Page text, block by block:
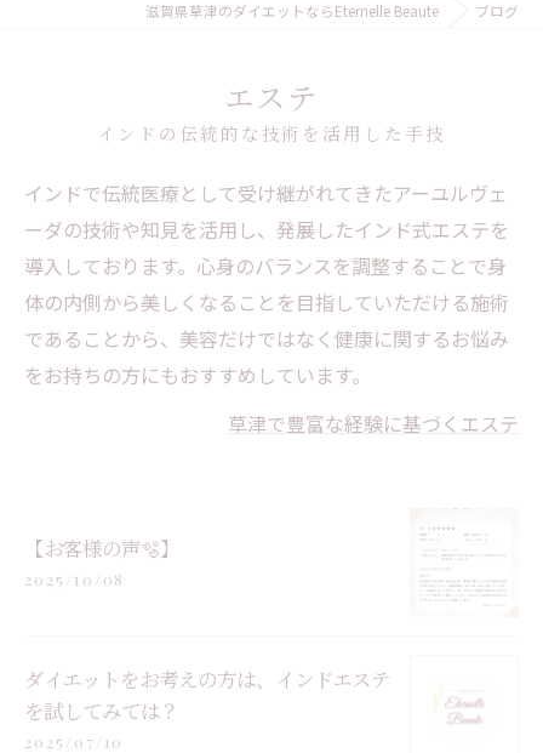
滋賀県草津のダイエットならEternelle Beaute ブログ
エステ
インドの伝統的な技術を活用した手技
インドで伝統医療として受け継がれてきたアーユルヴェ
ーダの技術や知見を活用し、発展したインド式エステを
導入しております。心身のバランスを調整することで身
体の内側から美しくなることを目指していただける施術
であることから、美容だけではなく健康に関するお悩み
をお持ちの方にもおすすめしています。
草津で豊富な経験に基づくエステ
【お客様の声🫧】
2025/10/08
ダイエットをお考えの方は、インドエステ
を試してみては？
2025/07/10